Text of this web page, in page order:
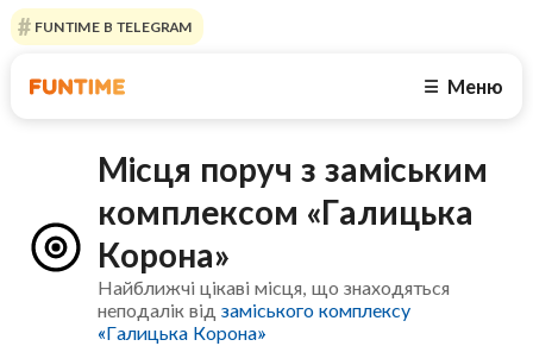
FUNTIME В TELEGRAM
☰ Меню
Місця поруч з заміським
комплексом «Галицька
Корона»
Найближчі цікаві місця, що знаходяться
неподалік відзаміського комплексу
«Галицька Корона»